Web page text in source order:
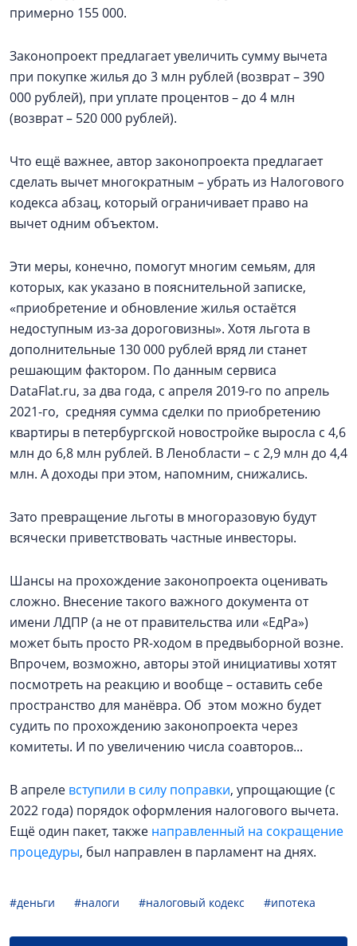
примерно 155 000.
Законопроект предлагает увеличить сумму вычета
при покупке жилья до 3 млн рублей (возврат – 390
000 рублей), при уплате процентов – до 4 млн
(возврат – 520 000 рублей).
Что ещё важнее, автор законопроекта предлагает
сделать вычет многократным – убрать из Налогового
кодекса абзац, который ограничивает право на
вычет одним объектом.
Эти меры, конечно, помогут многим семьям, для
которых, как указано в пояснительной записке,
«приобретение и обновление жилья остаётся
недоступным из-за дороговизны». Хотя льгота в
дополнительные 130 000 рублей вряд ли станет
решающим фактором. По данным сервиса
DataFlat.ru, за два года, с апреля 2019-го по апрель
2021-го, средняя сумма сделки по приобретению
квартиры в петербургской новостройке выросла с 4,6
млн до 6,8 млн рублей. В Ленобласти – с 2,9 млн до 4,4
млн. А доходы при этом, напомним, снижались.
Зато превращение льготы в многоразовую будут
всячески приветствовать частные инвесторы.
Шансы на прохождение законопроекта оценивать
сложно. Внесение такого важного документа от
имени ЛДПР (а не от правительства или «ЕдРа»)
может быть просто PR-ходом в предвыборной возне.
Впрочем, возможно, авторы этой инициативы хотят
посмотреть на реакцию и вообще – оставить себе
пространство для манёвра. Об этом можно будет
судить по прохождению законопроекта через
комитеты. И по увеличению числа соавторов...
В апреле вступили в силу поправки, упрощающие (с
2022 года) порядок оформления налогового вычета.
Ещё один пакет, также направленный на сокращение
процедуры, был направлен в парламент на днях.
#деньги #налоги #налоговый кодекс #ипотека